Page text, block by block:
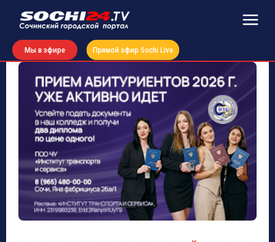
Мы в эфире Прямой эфир Sochi Live